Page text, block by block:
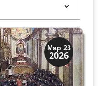
Мар 23
2026